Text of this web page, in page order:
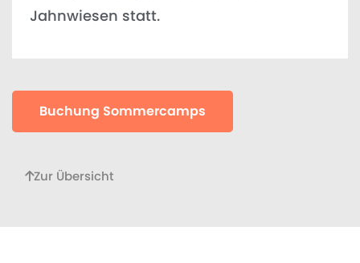
Jahnwiesen statt.
Buchung Sommercamps
Zur Übersicht